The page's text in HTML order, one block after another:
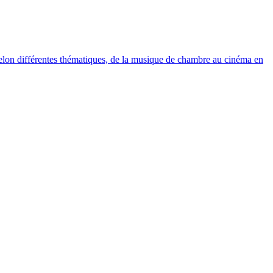
différentes thématiques, de la musique de chambre au cinéma en